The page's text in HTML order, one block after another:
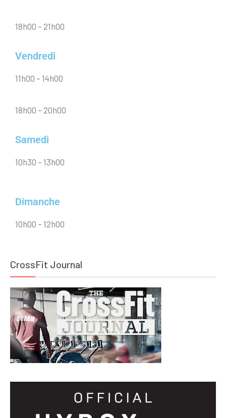
18h00 – 21h00
Vendredi
11h00 – 14h00
18h00 – 20h00
Samedi
10h30 – 13h00
Dimanche
10h00 – 12h00
CrossFit Journal